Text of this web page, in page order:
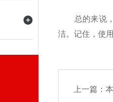
总的来说，
洁。记住，使
上一篇：